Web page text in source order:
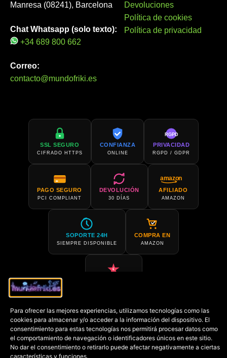
Para ofrecer las mejores experiencias, utilizamos tecnologías como las
cookies para almacenar y/o acceder a la información del dispositivo. El
consentimiento para estas tecnologías nos permitirá procesar datos como
el comportamiento de navegación o identificadores únicos en este sitio.
No dar el consentimiento o retirarlo puede afectar negativamente a ciertas
características y funciones.
Manresa (08241), Barcelona
Chat Whatsapp (solo texto):
+34 689 800 662
Correo:
contacto@mundofriki.es
Devoluciones
Política de cookies
Política de privacidad
SSL SEGURO
CIFRADO HTTPS
CONFIANZA
ONLINE
RGPD
PRIVACIDAD
RGPD / GDPR
PAGO SEGURO
PCI COMPLIANT
DEVOLUCIÓN
30 DÍAS
amazon
AFILIADO
AMAZON
SOPORTE 24H
SIEMPRE DISPONIBLE
COMPRA EN
AMAZON
€
Copyright © 2022-2026Mundofriki.es| Diseñado porRoger
Casadejús Pérez